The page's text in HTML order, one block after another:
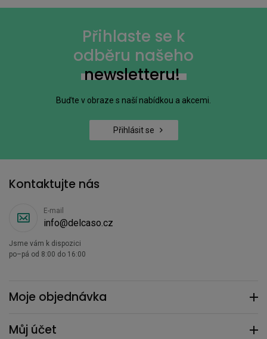
Přihlaste se k
odběru našeho
newsletteru!
Buďte v obraze s naší nabídkou a akcemi.
Přihlásit se
Moje objednávka
Můj účet
Kontaktujte nás
E-mail
info@delcaso.cz
Jsme vám k dispozici
po–pá od 8:00 do 16:00